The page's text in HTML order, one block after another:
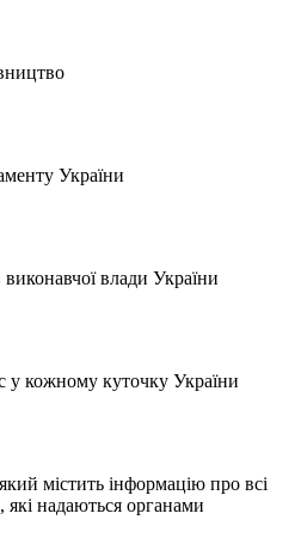
України
влади України
у кожному куточку України
містить інформацію про всі
які надаються органами